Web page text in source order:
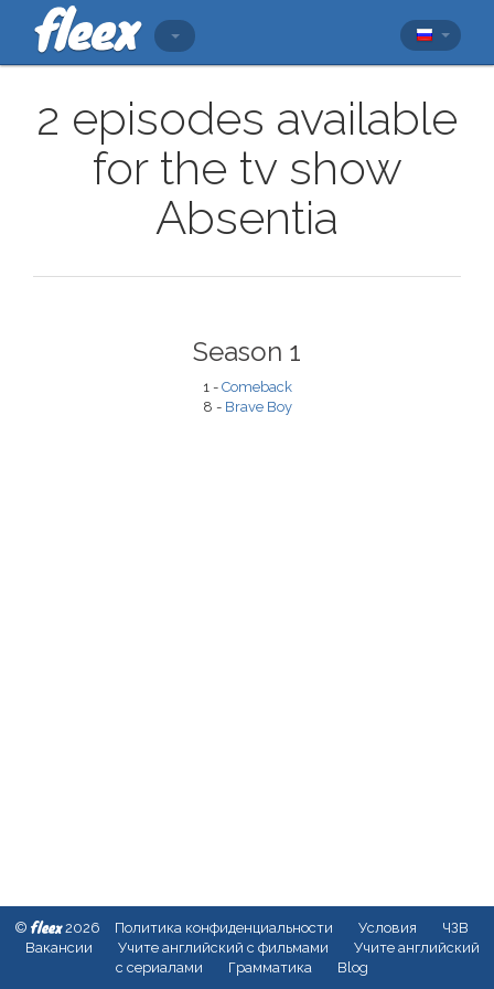
2 episodes available
for the tv show
Absentia
Season 1
1 - Comeback
8 - Brave Boy
© fleex2026 Политика конфиденциальности Условия
ЧЗВ
Вакансии
Учите английский с фильмами
Учите английский
с сериалами
Грамматика Blog